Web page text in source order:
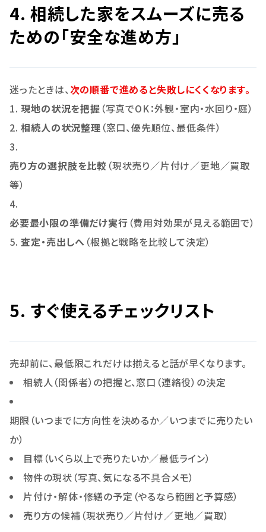
4. 相続した家をスムーズに売る
ための「安全な進め方」
迷ったときは、次の順番で進めると失敗しにくくなります。
現地の状況を把握 （写真でOK：外観・室内・水回り・庭）
相続人の状況整理 （窓口、優先順位、最低条件）
売り方の選択肢を比較 （現状売り／片付け／更地／買取
等）
必要最小限の準備だけ実行 （費用対効果が見える範囲で）
査定・売出しへ （根拠と戦略を比較して決定）
5. すぐ使えるチェックリスト
売却前に、最低限これだけは揃えると話が早くなります。
相続人（関係者）の把握と、窓口（連絡役）の決定
期限（いつまでに方向性を決めるか／いつまでに売りたい
か）
目標（いくら以上で売りたいか／最低ライン）
物件の現状（写真、気になる不具合メモ）
片付け・解体・修繕の予定（やるなら範囲と予算感）
売り方の候補（現状売り／片付け／更地／買取）